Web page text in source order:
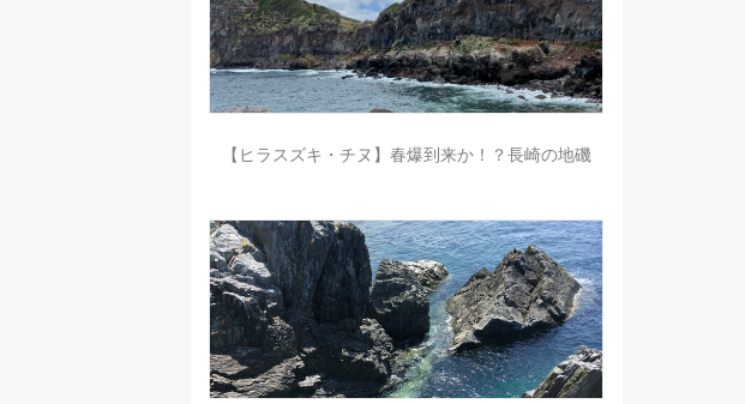
【ヒラスズキ・チヌ】春爆到来か！？長崎の地磯